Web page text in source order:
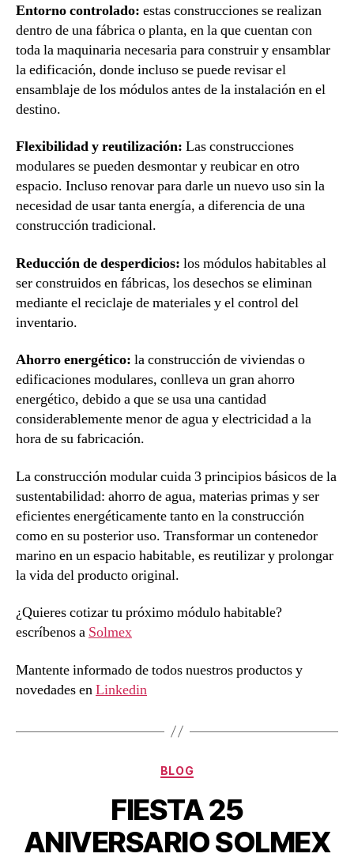
Entorno controlado: estas construcciones se realizan
dentro de una fábrica o planta, en la que cuentan con
toda la maquinaria necesaria para construir y ensamblar
la edificación, donde incluso se puede revisar el
ensamblaje de los módulos antes de la instalación en el
destino.
Flexibilidad y reutilización: Las construcciones
modulares se pueden desmontar y reubicar en otro
espacio. Incluso renovar para darle un nuevo uso sin la
necesidad de usar tanta energía, a diferencia de una
construcción tradicional.
Reducción de desperdicios: los módulos habitables al
ser construidos en fábricas, los desechos se eliminan
mediante el reciclaje de materiales y el control del
inventario.
Ahorro energético: la construcción de viviendas o
edificaciones modulares, conlleva un gran ahorro
energético, debido a que se usa una cantidad
considerablemente menor de agua y electricidad a la
hora de su fabricación.
La construcción modular cuida 3 principios básicos de la
sustentabilidad: ahorro de agua, materias primas y ser
eficientes energéticamente tanto en la construcción
como en su posterior uso. Transformar un contenedor
marino en un espacio habitable, es reutilizar y prolongar
la vida del producto original.
¿Quieres cotizar tu próximo módulo habitable?
escríbenos a Solmex
Mantente informado de todos nuestros productos y
novedades enLinkedin
BLOG
FIESTA 25
ANIVERSARIO SOLMEX